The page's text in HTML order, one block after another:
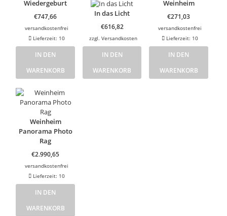
Wiedergeburt
€747,66
versandkostenfrei
Lieferzeit: 10
IN DEN
WARENKORB
In das Licht
€616,82
zzgl. Versandkosten
IN DEN
WARENKORB
Weinheim
€271,03
versandkostenfrei
Lieferzeit: 10
IN DEN
WARENKORB
Weinheim
Panorama Photo
Rag
€2.990,65
versandkostenfrei
Lieferzeit: 10
IN DEN
WARENKORB